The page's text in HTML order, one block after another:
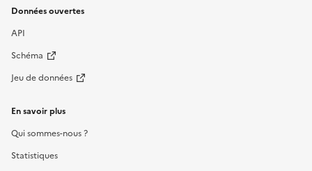
Données ouvertes
API
Schéma
Jeu de données
En savoir plus
Qui sommes-nous ?
Statistiques